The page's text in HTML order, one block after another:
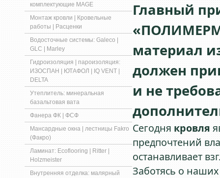
комплектующие MAGE
Монтаж кровли | Кровельные
работы | Расценки
Водосточные системы: Galeco |
GLC | Marley
Гидроизоляция | пароизоляция:
ИЗОСПАН | ЮТАФОЛ | IQ VENT |
DELTA
Утеплитель: минеральная
базальтовая вата
Фанера ФК | ФСФ
Мансардные окна | лестницы Fakro
(Факро)
Ламинат: Ecoflooring | Ritter |
Holzmeister
Внутренняя отделка: малярный
Главный
материал
должен
и не
Сегодня кровля
предпочтений
останавливает
Заботясь о